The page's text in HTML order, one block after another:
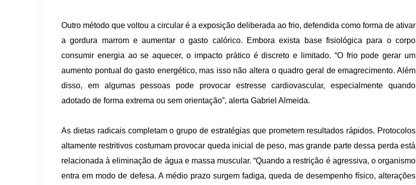
Outro método que voltou a circular é a exposição deliberada ao frio, defendida como forma de ativar
a gordura marrom e aumentar o gasto calórico. Embora exista base fisiológica para o corpo
consumir energia ao se aquecer, o impacto prático é discreto e limitado. “O frio pode gerar um
aumento pontual do gasto energético, mas isso não altera o quadro geral de emagrecimento. Além
disso, em algumas pessoas pode provocar estresse cardiovascular, especialmente quando
adotado de forma extrema ou sem orientação”, alerta Gabriel Almeida.
As dietas radicais completam o grupo de estratégias que prometem resultados rápidos. Protocolos
altamente restritivos costumam provocar queda inicial de peso, mas grande parte dessa perda está
relacionada à eliminação de água e massa muscular. “Quando a restrição é agressiva, o organismo
entra em modo de defesa. A médio prazo surgem fadiga, queda de desempenho físico, alterações